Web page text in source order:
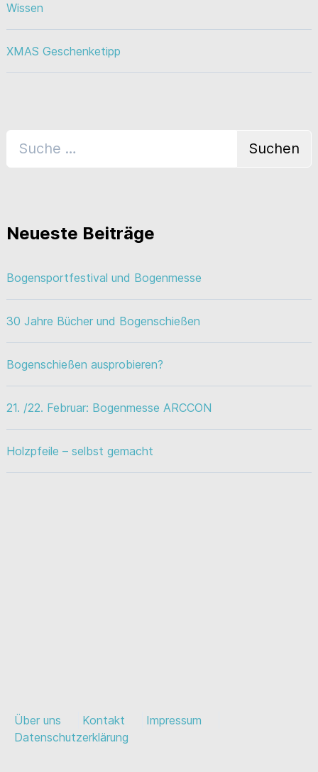
Wissen
XMAS Geschenketipp
Neueste Beiträge
Bogensportfestival und Bogenmesse
30 Jahre Bücher und Bogenschießen
Bogenschießen ausprobieren?
21. /22. Februar: Bogenmesse ARCCON
Holzpfeile – selbst gemacht
Über uns Kontakt
Impressum
Datenschutzerklärung